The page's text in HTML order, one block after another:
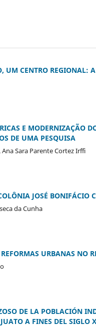
UM CENTRO REGIONAL:
E MODERNIZAÇÃO
DE UMA PESQUISA
Sara Parente Cortez Irffi
JOSÉ BONIFÁCIO
da Cunha
URBANAS NO
DE LA POBLACIÓN
A FINES DEL SIGLO